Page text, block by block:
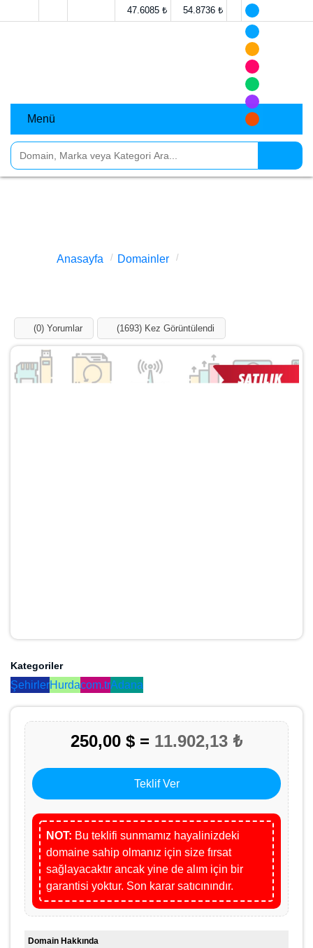
47.6085 ₺ 54.8736 ₺
Menü
Anasayfa Domainler adanahurdaci.com.tr
(0) Yorumlar (1693) Kez Görüntülendi
Kategoriler
Şehirler Hurda com.tr
250,00 $ = 11.902,13 ₺
Teklif Ver
NOT: Bu teklifi sunmamız hayalinizdeki
domaine sahip olmanız için size fırsat
sağlayacaktır ancak yine de alım için bir
garantisi yoktur. Son karar satıcınındır.
Domain Hakkında